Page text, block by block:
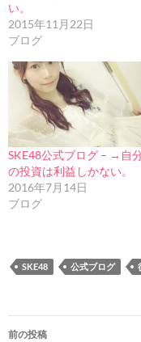
い。
2015年11月22日
ブログ
SKE48公式ブログ – →自
の投資は利益しかない。
2016年7月14日
ブログ
SKE48 公式ブログ
投
前の投稿